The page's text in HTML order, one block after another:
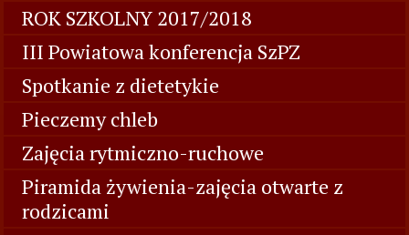
ROK SZKOLNY 2017/2018
III Powiatowa konferencja SzPZ
Spotkanie z dietetykie
Pieczemy chleb
Zajęcia rytmiczno-ruchowe
Piramida żywienia-zajęcia otwarte z
rodzicami